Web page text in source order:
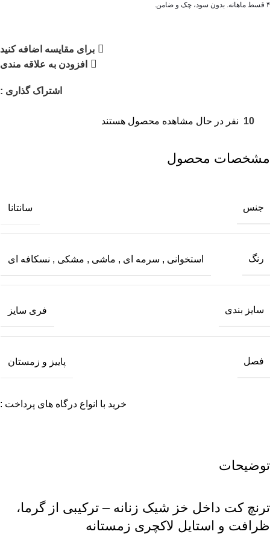
۴ قسط ماهانه. بدون سود، چک و ضامن.
برای مقایسه اضافه کنید
افزودن به علاقه مندی
اشتراک گذاری :
10 نفر در حال مشاهده محصول هستند
مشخصات محصول
جنس سانتانا
رنگ استخوانی , سرمه ای , ماشی , مشکی , نسکافه ای
سایز بندی فری سایز
فصل پاییز و زمستان
خرید با انواع درگاه های پرداخت :
توضیحات
ترنچ کت داخل خز شیک زنانه – ترکیبی از گرما،
ظرافت و استایل لاکچری زمستانه